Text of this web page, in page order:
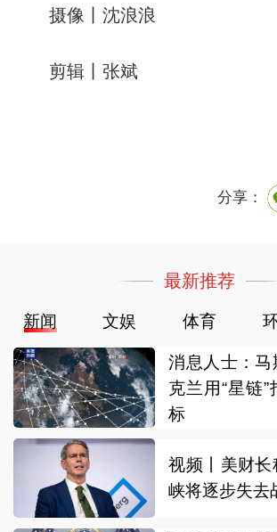
摄像丨沈浪浪
剪辑丨张斌
分享：
最新推荐
新闻 文娱 体育
消息人士：马
克兰用“星链”
标
视频丨美财
峡将逐步失去